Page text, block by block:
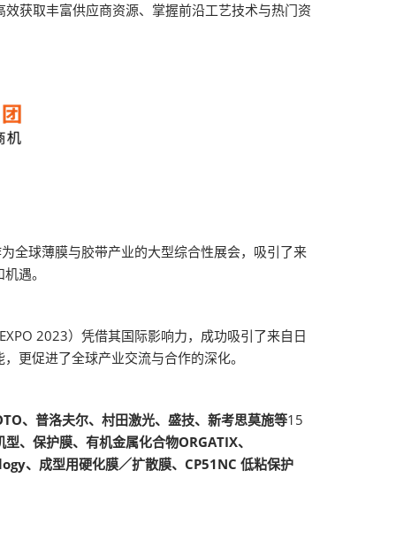
获取丰富供应商资源、掌握前沿工艺技术与热门资
全球薄膜与胶带产业的大型综合性展会，吸引了来
遇。
2023）凭借其国际影响力，成功吸引了来自日
更促进了全球产业交流与合作的深化。
、普洛夫尔、村田激光、盛技、新考思莫施等15
、保护膜、有机金属化合物ORGATIX、
、成型用硬化膜／扩散膜、CP51NC 低粘保护